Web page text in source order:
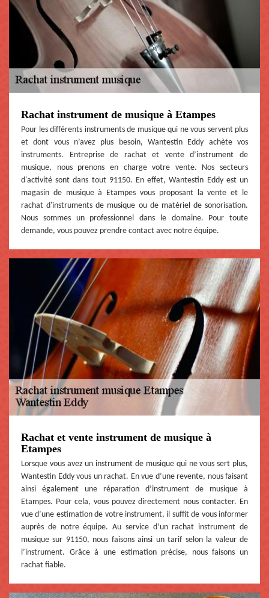
Rachat instrument de musique à Etampes
Pour les différents instruments de musique qui ne vous servent plus
et dont vous n’avez plus besoin, Wantestin Eddy achète vos
instruments. Entreprise de rachat et vente d’instrument de
musique, nous prenons en charge votre vente. Nos secteurs
d'activité sont dans tout 91150. En effet, Wantestin Eddy est un
magasin de musique à Etampes vous proposant la vente et le
rachat d'instruments de musique ou de matériel de sonorisation.
Nous sommes un professionnel dans le domaine. Pour toute
demande, vous pouvez prendre contact avec notre équipe.
Rachat et vente instrument de musique à
Etampes
Lorsque vous avez un instrument de musique qui ne vous sert plus,
Wantestin Eddy vous un rachat. En vue d’une revente, nous faisant
ainsi également une réparation d’instrument de musique à
Etampes. Pour cela, vous pouvez directement nous contacter. En
vue d’une estimation de votre instrument, il suffit de vous informer
auprès de notre équipe. Au service d’un rachat instrument de
musique sur 91150, nous faisons ainsi un tarif selon la valeur de
l’instrument. Grâce à une estimation précise, nous faisons un
rachat fiable.